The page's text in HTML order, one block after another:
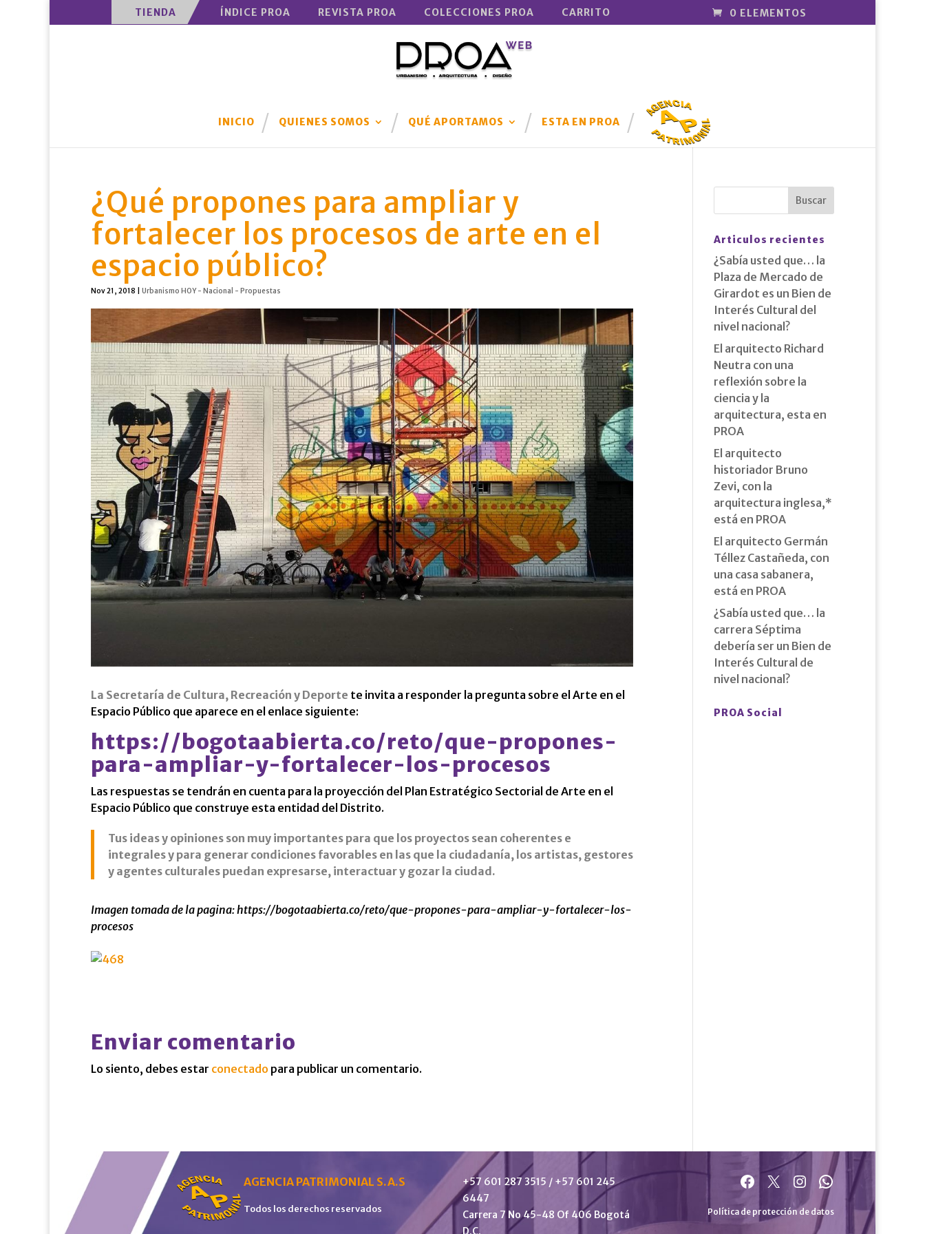
TIENDA ÍNDICE PROA REVISTA PROA COLECCIONES PROA CARRITO 0 ELEMENTOS
INICIO QUIENES SOMOS QUÉ APORTAMOS ESTA EN PROA
AGENCIA
PATRIMONI
AL
¿Qué propones para ampliar y
fortalecer los procesos de arte en el
espacio público?
Nov 21, 2018 Urbanismo HOY - Nacional - Propuestas
La Secretaría de Cultura, Recreación y Deporte te invita a responder la pregunta sobre el Arte en el
Espacio Público que aparece en el enlace siguiente:
https://bogotaabierta.co/reto/que-propones-
para-ampliar-y-fortalecer-los-procesos
Las respuestas se tendrán en cuenta para la proyección del Plan Estratégico Sectorial de Arte en el
Espacio Público que construye esta entidad del Distrito.
Tus ideas y opiniones son muy importantes para que los proyectos sean coherentes e
integrales y para generar condiciones favorables en las que la ciudadanía, los artistas, gestores
y agentes culturales puedan expresarse, interactuar y gozar la ciudad.
Imagen tomada de la pagina: https://bogotaabierta.co/reto/que-propones-para-ampliar-y-fortalecer-los-
procesos
Enviar comentario
Lo siento, debes estar conectado para publicar un comentario.
Articulos recientes
¿Sabía usted que… la
Plaza de Mercado de
Girardot es un Bien de
Interés Cultural del
nivel nacional?
El arquitecto Richard
Neutra con una
reflexión sobre la
ciencia y la
arquitectura, esta en
PROA
El arquitecto
historiador Bruno
Zevi, con la
arquitectura inglesa,*
está en PROA
El arquitecto Germán
Téllez Castañeda, con
una casa sabanera,
está en PROA
¿Sabía usted que… la
carrera Séptima
debería ser un Bien de
Interés Cultural de
nivel nacional?
PROA Social
AGENCIA PATRIMONIAL S.A.S
Todos los derechos reservados
+57 601 287 3515 / +57 601 245
6447
Carrera 7 No 45-48 Of 406 Bogotá
D.C.
Facebook
X Instagram
WhatsApp
Política de protección de datos